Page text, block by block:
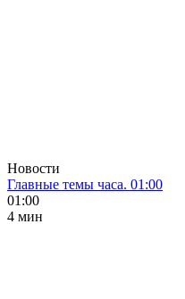
Новости
Главные темы часа. 01:00
01:00
4 мин